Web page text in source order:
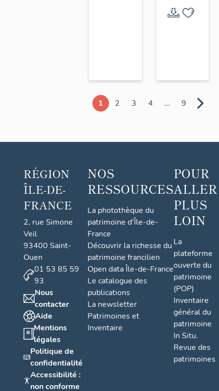
1 2 3 4 ... 9
RÉGION
ÎLE-DE-
FRANCE
2, rue Simone
Veil
93400 Saint-
Ouen
01 53 85 59
93
Nous
contacter
Aide
Mentions
légales
Politique de
confidentialité
Accessibilité :
non conforme
NOS
RESSOURCES
La photothèque du
patrimoine d'Île-de-
France
Découvrir la richesse du
patrimoine francilien
Open data Île-de-France
Le catalogue des
publications
La newsletter
Patrimoines et
Inventaire
POUR
ALLER
PLUS
LOIN
La
plateforme
ouverte du
patrimoine
(POP)
Inventaire
général du
patrimoine
In Situ.
Revue des
patrimoines